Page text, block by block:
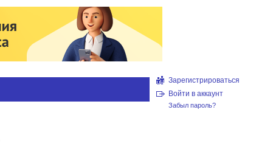
Зарегистрироваться
Войти в аккаунт
Забыл пароль?